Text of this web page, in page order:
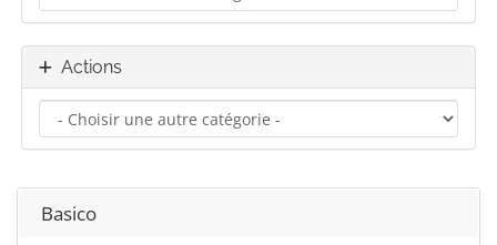
Actions
Basico